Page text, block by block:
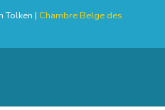
Tolken | Chambre Belge des